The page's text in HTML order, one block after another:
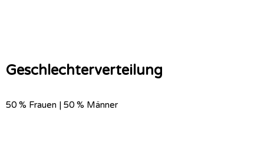
Geschlechterverteilung
50 % Frauen | 50 % Männer